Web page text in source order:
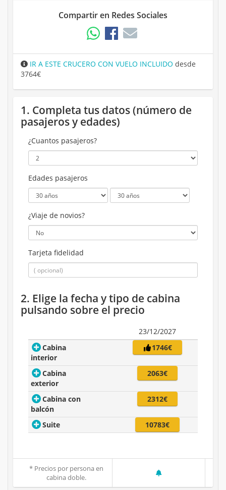
Compartir en Redes Sociales
IR A ESTE CRUCERO CON VUELO INCLUIDO desde
3764€
1. Completa tus datos (número de
pasajeros y edades)
¿Cuantos pasajeros?
Edades pasajeros
¿Viaje de novios?
Tarjeta fidelidad
2. Elige la fecha y tipo de cabina
pulsando sobre el precio
23/12/2027
Cabina
interior
1746€
Cabina
exterior
2063€
Cabina con
balcón
2312€
Suite 10783€
* Precios por persona en
cabina doble.